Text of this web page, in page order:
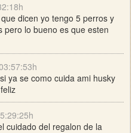
dicen yo tengo 5 perros y
pero lo bueno es que esten
ya se como cuida ami husky
cuidado del regalon de la